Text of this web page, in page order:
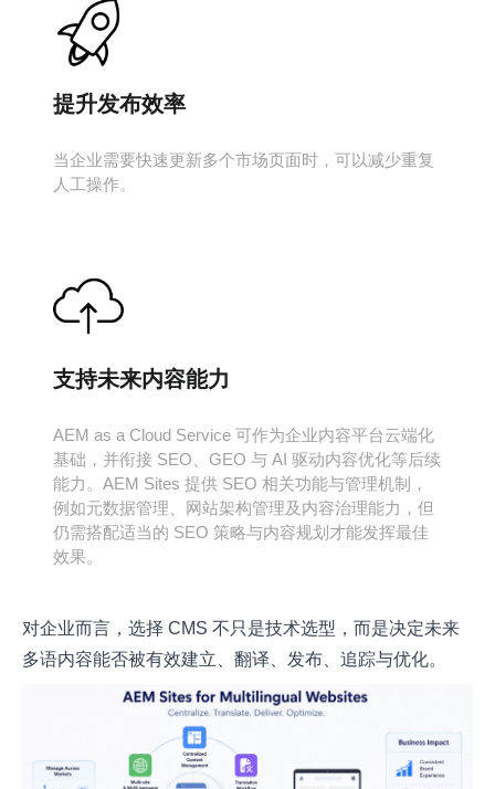
提升发布效率
当企业需要快速更新多个市场页面时，可以减少重复
人工操作。
支持未来内容能力
AEM as a Cloud Service 可作为企业内容平台云端化
基础，并衔接 SEO、GEO 与 AI 驱动内容优化等后续
能力。AEM Sites 提供 SEO 相关功能与管理机制，
例如元数据管理、网站架构管理及内容治理能力，但
仍需搭配适当的 SEO 策略与内容规划才能发挥最佳
效果。
对企业而言，选择 CMS 不只是技术选型，而是决定未来
多语内容能否被有效建立、翻译、发布、追踪与优化。